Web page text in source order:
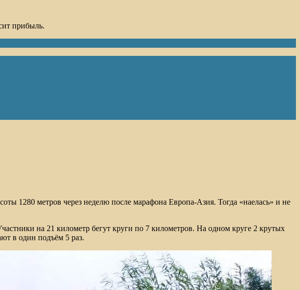
прибыль.
1280 метров через неделю после марафона Европа-Азия. Тогда «наелась» и не
на 21 километр бегут круги по 7 километров. На одном круге 2 крутых
в один подъём 5 раз.